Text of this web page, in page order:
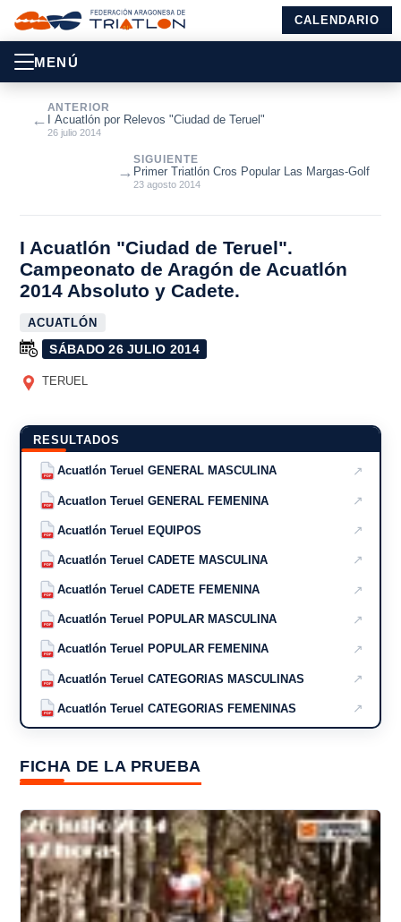
CALENDARIO
MENÚ
←
ANTERIOR
I Acuatlón por Relevos "Ciudad de Teruel"
26 julio 2014
SIGUIENTE
Primer Triatlón Cros Popular Las Margas-Golf
23 agosto 2014
→
I Acuatlón "Ciudad de Teruel".
Campeonato de Aragón de Acuatlón
2014 Absoluto y Cadete.
ACUATLÓN
SÁBADO 26 JULIO 2014
TERUEL
RESULTADOS
PDF Acuatlón Teruel GENERAL MASCULINA ↗
PDF Acuatlon Teruel GENERAL FEMENINA ↗
PDF Acuatlón Teruel EQUIPOS ↗
PDF Acuatlón Teruel CADETE MASCULINA ↗
PDF Acuatlón Teruel CADETE FEMENINA ↗
PDF Acuatlón Teruel POPULAR MASCULINA ↗
PDF Acuatlón Teruel POPULAR FEMENINA ↗
PDF Acuatlón Teruel CATEGORIAS MASCULINAS ↗
PDF Acuatlón Teruel CATEGORIAS FEMENINAS ↗
FICHA DE LA PRUEBA